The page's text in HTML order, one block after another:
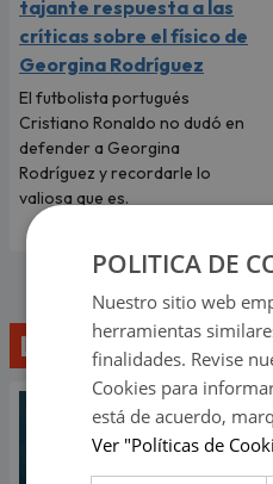
tajante respuesta a las
críticas sobre el físico de
Georgina Rodríguez
El futbolista portugués
Cristiano Ronaldo no dudó en
defender a Georgina
Rodríguez y recordarle lo
valiosa que es.
Lo último
POLITICA DE
Nuestro sitio web
herramientas
finalidades. Revise
Cookies para
está de acuerdo,
Ver "Políticas de